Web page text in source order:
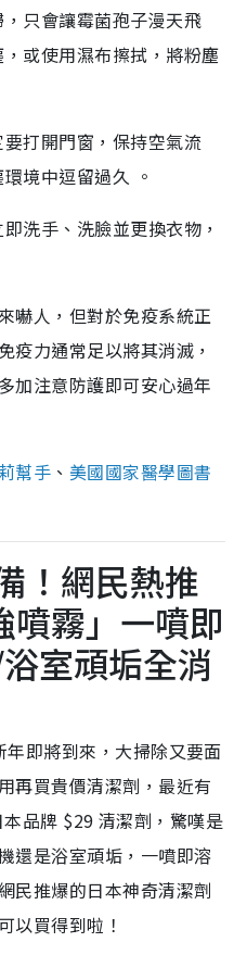
，只會讓霉菌孢子漫天飛
或使用濕布擦拭，將粉塵
要打開門窗，保持空氣流
境中逗留過久 。
即洗手、洗臉並更換衣物，
嚇人，但對於免疫系統正
疫力通常足以將其消滅，
加注意防護即可安心過年
幫手 、 美國國家醫學圖書
！網民熱推
噴霧」一噴即
室頑垢全消
年即將到來，大掃除又要面
再買貴價清潔劑，最近有
品牌 $29 清潔劑，驚嘆是
還是浴室頑垢，一噴即溶
民推爆的日本神奇清潔劑
以買得到啦！